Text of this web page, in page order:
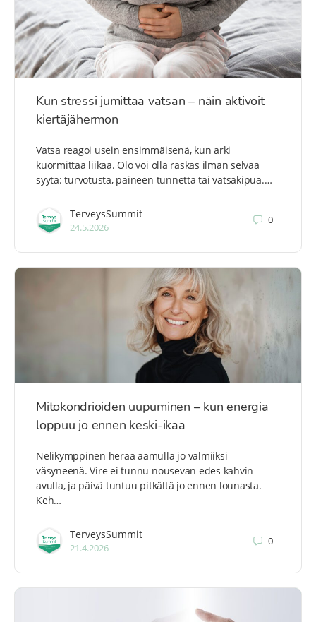
Kun stressi jumittaa vatsan – näin aktivoit
kiertäjähermon
Vatsa reagoi usein ensimmäisenä, kun arki
kuormittaa liikaa. Olo voi olla raskas ilman selvää
syytä: turvotusta, paineen tunnetta tai vatsakipua.…
TerveysSummit
24.5.2026
0
Mitokondrioiden uupuminen – kun energia
loppuu jo ennen keski-ikää
Nelikymppinen herää aamulla jo valmiiksi
väsyneenä. Vire ei tunnu nousevan edes kahvin
avulla, ja päivä tuntuu pitkältä jo ennen lounasta.
Keh…
TerveysSummit
21.4.2026
0